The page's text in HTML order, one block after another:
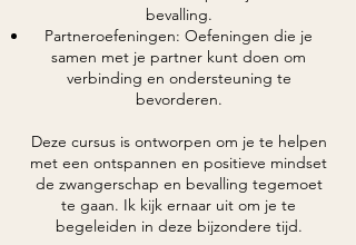
bevalling.
Partneroefeningen: Oefeningen die je
samen met je partner kunt doen om
verbinding en ondersteuning te
bevorderen.
Deze cursus is ontworpen om je te helpen
met een ontspannen en positieve mindset
de zwangerschap en bevalling tegemoet
te gaan. Ik kijk ernaar uit om je te
begeleiden in deze bijzondere tijd.